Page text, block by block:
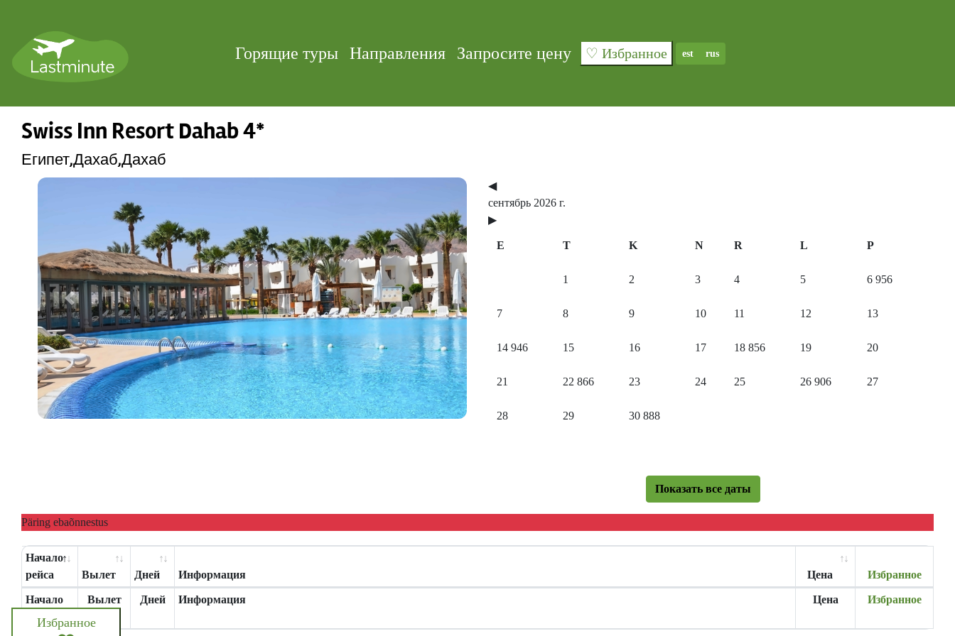
Горящие туры Направления Запросите цену ♡ Избранное est rus
Swiss Inn Resort Dahab 4*
Египет,Дахаб,Дахаб
Previous Next
◀
сентябрь 2026 г.
▶
E T K N R L P
1 2 3 4 5 6 956
7 8 9 10 11 12 13
14 946 15 16 17 18 856 19 20
21 22 866 23 24 25 26 906 27
28 29 30 888
Показать все даты
Päring ebaõnnestus
Начало
рейса
Вылет Дней Информация Цена Избранное
Начало
рейса
Вылет Дней Информация Цена Избранное
Избранное